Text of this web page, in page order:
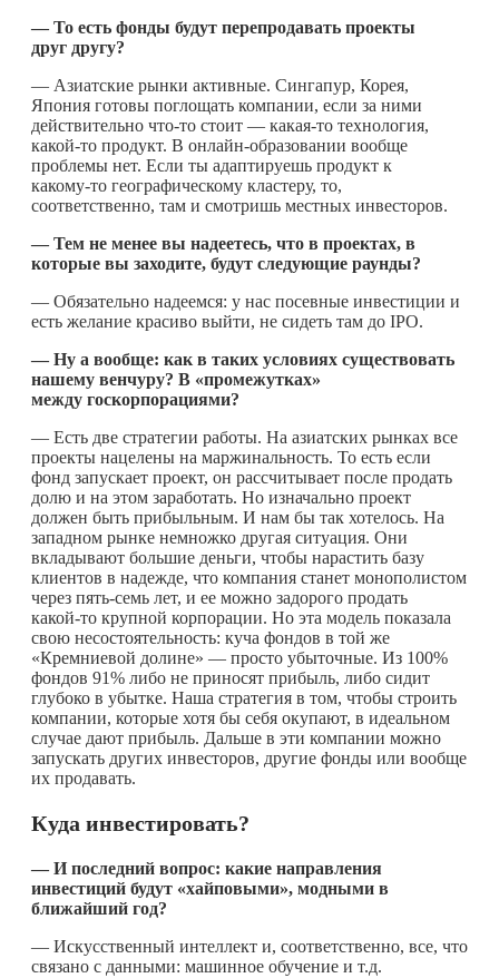
— То есть фонды будут перепродавать проекты
друг другу?
— Азиатские рынки активные. Сингапур, Корея,
Япония готовы поглощать компании, если за ними
действительно что-то стоит — какая-то технология,
какой-то продукт. В онлайн-образовании вообще
проблемы нет. Если ты адаптируешь продукт к
какому-то географическому кластеру, то,
соответственно, там и смотришь местных инвесторов.
— Тем не менее вы надеетесь, что в проектах, в
которые вы заходите, будут следующие раунды?
— Обязательно надеемся: у нас посевные инвестиции и
есть желание красиво выйти, не сидеть там до IPO.
— Ну а вообще: как в таких условиях существовать
нашему венчуру? В «промежутках»
между госкорпорациями?
— Есть две стратегии работы. На азиатских рынках все
проекты нацелены на маржинальность. То есть если
фонд запускает проект, он рассчитывает после продать
долю и на этом заработать. Но изначально проект
должен быть прибыльным. И нам бы так хотелось. На
западном рынке немножко другая ситуация. Они
вкладывают большие деньги, чтобы нарастить базу
клиентов в надежде, что компания станет монополистом
через пять-семь лет, и ее можно задорого продать
какой-то крупной корпорации. Но эта модель показала
свою несостоятельность: куча фондов в той же
«Кремниевой долине» — просто убыточные. Из 100%
фондов 91% либо не приносят прибыль, либо сидит
глубоко в убытке. Наша стратегия в том, чтобы строить
компании, которые хотя бы себя окупают, в идеальном
случае дают прибыль. Дальше в эти компании можно
запускать других инвесторов, другие фонды или вообще
их продавать.
Куда инвестировать?
— И последний вопрос: какие направления
инвестиций будут «хайповыми», модными в
ближайший год?
— Искусственный интеллект и, соответственно, все, что
связано с данными: машинное обучение и т.д.